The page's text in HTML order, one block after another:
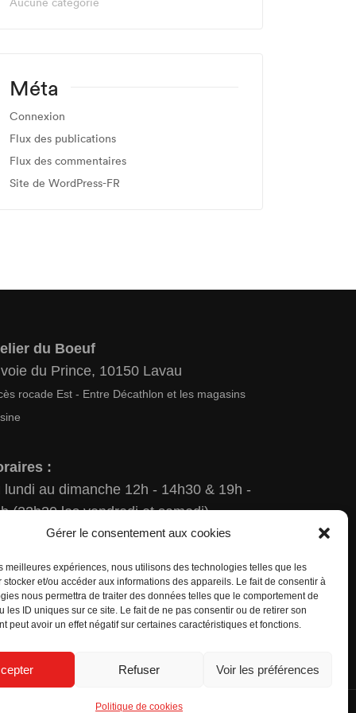
Gérer le consentement aux cookies
meilleures expériences, nous utilisons des technologies telles que les
stocker et/ou accéder aux informations des appareils. Le fait de consentir à
nous permettra de traiter des données telles que le comportement de
les ID uniques sur ce site. Le fait de ne pas consentir ou de retirer son
peut avoir un effet négatif sur certaines caractéristiques et fonctions.
Refuser Voir les préférences
Politique de cookies
Méta
Connexion
Flux des publications
Flux des commentaires
Site de WordPress-FR
du Boeuf
du Prince, 10150 Lavau
rocade Est - Entre Décathlon et les magasins
:
lundi au dimanche 12h - 14h30 & 19h -
(22h30 les vendredi et samedi)
exclusivement par
au
25 73 68 27